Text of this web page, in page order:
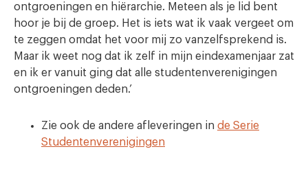
ontgroeningen en hiërarchie. Meteen als je lid bent
hoor je bij de groep. Het is iets wat ik vaak vergeet om
te zeggen omdat het voor mij zo vanzelfsprekend is.
Maar ik weet nog dat ik zelf in mijn eindexamenjaar zat
en ik er vanuit ging dat alle studentenverenigingen
ontgroeningen deden.’
Zie ook de andere afleveringen in de Serie
Studentenverenigingen